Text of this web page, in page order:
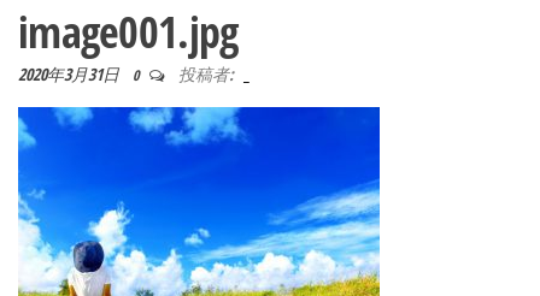
image001.jpg
2020年3月31日 0 投稿者: